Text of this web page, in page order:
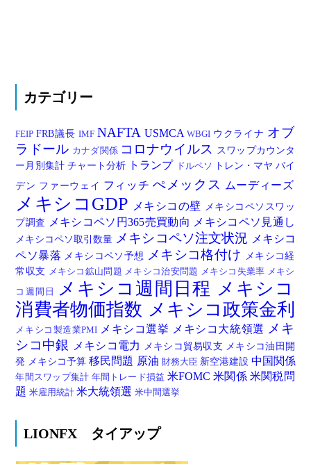
カテゴリー
FEIPFRB議長IMF NAFTA USMCAWBGI ウクライナ オブ
ラドール カナダ関係 コロナウイルス スワップカウンタ
ー月別集計 チャート分析 トランプ ドルペソ トレン・マヤバイ
デン ファーウェイ フィッチぺメックス ムーディーズ
メキシコGDP メキシコの壁 メキシコペソスワッ
プ調査
メキシコペソ円365売買動向 メキシコペソ見通し
メキシコペソ取引数量 メキシコペソ注文状況 メキシコ
ペソ暴落 メキシコペソ予想 メキシコ格付け メキシコ経
常収支 メキシコ鉱山問題 メキシコ治安問題 メキシコ失業率 メキシ
コ週間日 メキシコ週間日程 メキシコ
消費者物価指数 メキシコ政策金利
メキシコ製造業PMI メキシコ選挙 メキシコ大統領選 メキ
シコ中銀
メキシコ電力 メキシコ貿易収支 メキシコ油田開
発 メキシコ予算移民問題 原油 財務大臣 新空港建設 中国関係
年間スワップ集計 年間トレード損益 米FOMC米関係 米関税問
題米雇用統計米大統領選米中間選挙
LIONFX タイアップ